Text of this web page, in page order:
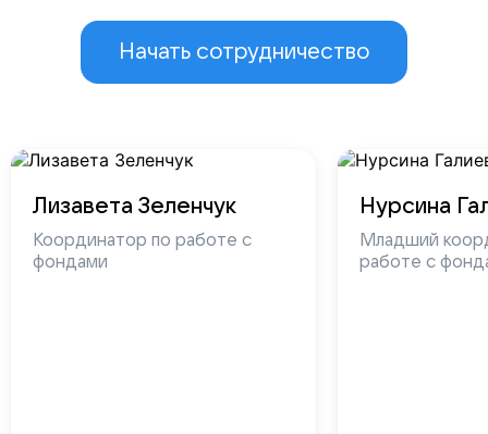
Начать сотрудничество
Лизавета Зеленчук
Координатор по работе с
фондами
Нурсина
Младший
работе с